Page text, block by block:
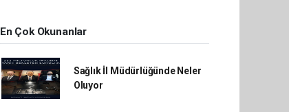
En Çok Okunanlar
Sağlık İl Müdürlüğünde Neler
Oluyor